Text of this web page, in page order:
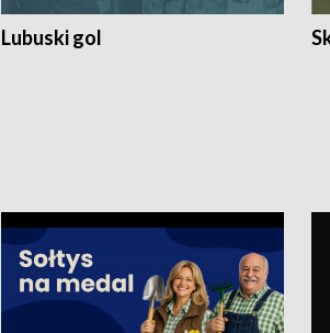
Lubuski gol